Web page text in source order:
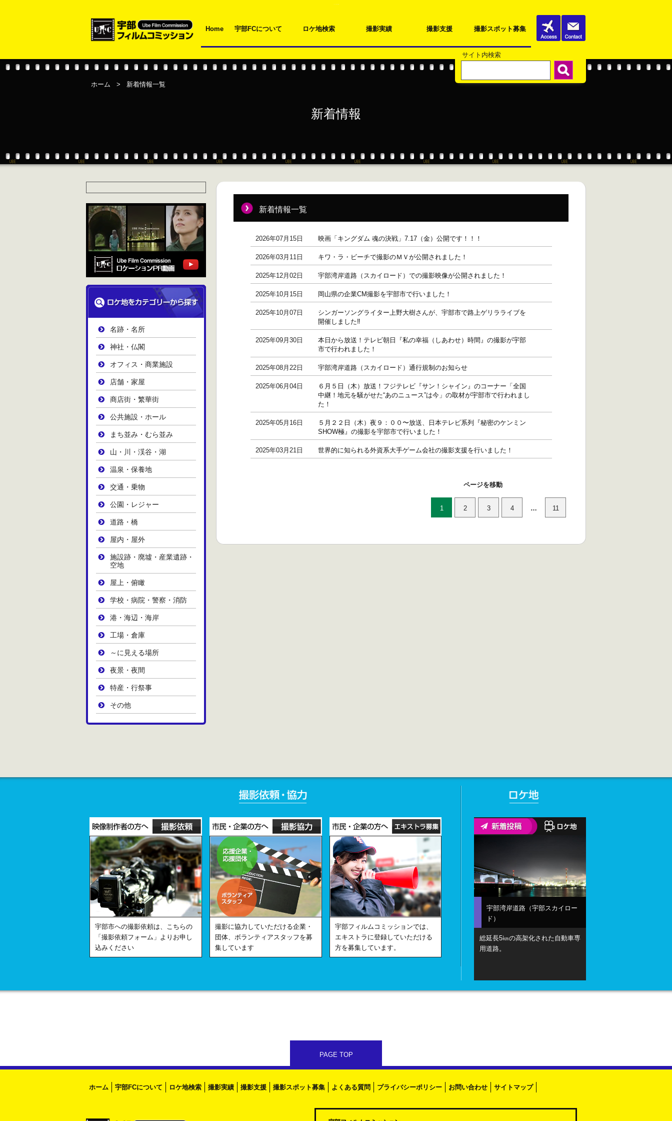
Home 宇部FCについて ロケ地検索 撮影実績 撮影支援 撮影スポット募集
サイト内検索
ホーム > 新着情報一覧
新着情報
新着情報一覧
2026年07月15日 映画「キングダム 魂の決戦」7.17（金）公開です！！！
2026年03月11日 キワ・ラ・ビーチで撮影のＭＶが公開されました！
2025年12月02日 宇部湾岸道路（スカイロード）での撮影映像が公開されました！
2025年10月15日 岡山県の企業CM撮影を宇部市で行いました！
2025年10月07日
シンガーソングライター上野大樹さんが、宇部市で路上ゲリラライブを
開催しました‼
2025年09月30日
本日から放送！テレビ朝日『私の幸福（しあわせ）時間』の撮影が宇部
市で行われました！
2025年08月22日 宇部湾岸道路（スカイロード）通行規制のお知らせ
2025年06月04日
６月５日（木）放送！フジテレビ『サン！シャイン』のコーナー「全国
中継！地元を騒がせた“あのニュース”は今」の取材が宇部市で行われまし
た！
2025年05月16日
５月２２日（木）夜９：００〜放送、日本テレビ系列『秘密のケンミン
SHOW極』の撮影を宇部市で行いました！
2025年03月21日 世界的に知られる外資系大手ゲーム会社の撮影支援を行いました！
ページを移動
1 2 3 4 … 11
名跡・名所
神社・仏閣
オフィス・商業施設
店舗・家屋
商店街・繁華街
公共施設・ホール
まち並み・むら並み
山・川・渓谷・湖
温泉・保養地
交通・乗物
公園・レジャー
道路・橋
屋内・屋外
施設跡・廃墟・産業遺跡・
空地
屋上・俯瞰
学校・病院・警察・消防
港・海辺・海岸
工場・倉庫
～に見える場所
夜景・夜間
特産・行祭事
その他
宇部市への撮影依頼は、こちらの
「撮影依頼フォーム」よりお申し
込みください
撮影に協力していただける企業・
団体、ボランティアスタッフを募
集しています
宇部フィルムコミッションでは、
エキストラに登録していただける
方を募集しています。
宇部湾岸道路（宇部スカイロー
ド）
総延長5㎞の高架化された自動車専
用道路。
PAGE TOP
ホーム 宇部FCについて ロケ地検索 撮影実績 撮影支援 撮影スポット募集 よくある質問 プライバシーポリシー お問い合わせ サイトマップ